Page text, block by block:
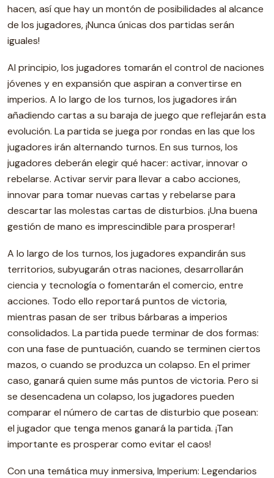
hacen, así que hay un montón de posibilidades al alcance
de los jugadores, ¡Nunca únicas dos partidas serán
iguales!
Al principio, los jugadores tomarán el control de naciones
jóvenes y en expansión que aspiran a convertirse en
imperios. A lo largo de los turnos, los jugadores irán
añadiendo cartas a su baraja de juego que reflejarán esta
evolución. La partida se juega por rondas en las que los
jugadores irán alternando turnos. En sus turnos, los
jugadores deberán elegir qué hacer: activar, innovar o
rebelarse. Activar servir para llevar a cabo acciones,
innovar para tomar nuevas cartas y rebelarse para
descartar las molestas cartas de disturbios. ¡Una buena
gestión de mano es imprescindible para prosperar!
A lo largo de los turnos, los jugadores expandirán sus
territorios, subyugarán otras naciones, desarrollarán
ciencia y tecnología o fomentarán el comercio, entre
acciones. Todo ello reportará puntos de victoria,
mientras pasan de ser tribus bárbaras a imperios
consolidados. La partida puede terminar de dos formas:
con una fase de puntuación, cuando se terminen ciertos
mazos, o cuando se produzca un colapso. En el primer
caso, ganará quien sume más puntos de victoria. Pero si
se desencadena un colapso, los jugadores pueden
comparar el número de cartas de disturbio que posean:
el jugador que tenga menos ganará la partida. ¡Tan
importante es prosperar como evitar el caos!
Con una temática muy inmersiva, Imperium: Legendarios